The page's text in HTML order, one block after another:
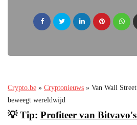
Crypto.be » Cryptonieuws » Van Wall
beweegt wereldwijd
💡 Tip: Profiteer van Bitvavo's